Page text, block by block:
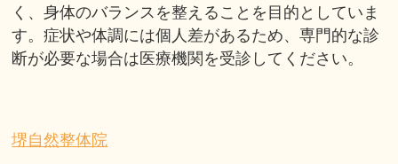
く、身体のバランスを整えることを目的としていま
す。症状や体調には個人差があるため、専門的な診
断が必要な場合は医療機関を受診してください。
堺自然整体院